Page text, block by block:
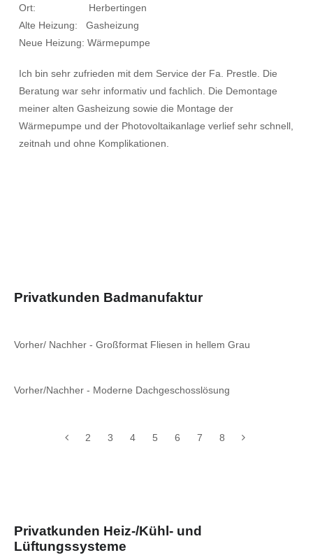
Ort: Herbertingen
Alte Heizung: Gasheizung
Neue Heizung: Wärmepumpe
Ich bin sehr zufrieden mit dem Service der Fa. Prestle. Die
Beratung war sehr informativ und fachlich. Die Demontage
meiner alten Gasheizung sowie die Montage der
Wärmepumpe und der Photovoltaikanlage verlief sehr schnell,
zeitnah und ohne Komplikationen.
Privatkunden Badmanufaktur
Vorher/ Nachher - Großformat Fliesen in hellem Grau
Vorher/Nachher - Moderne Dachgeschosslösung
2 3 4 5 6 7 8
Privatkunden Heiz-/Kühl- und
Lüftungssysteme